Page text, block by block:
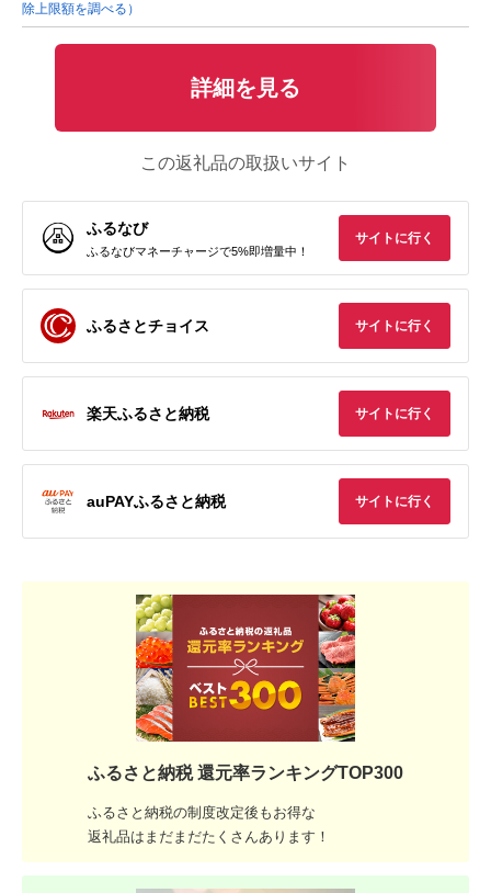
除上限額を調べる）
詳細を見る
この返礼品の取扱いサイト
ふるなび
ふるなびマネーチャージで5%即増量中！
サイトに行く
ふるさとチョイス サイトに行く
楽天ふるさと納税 サイトに行く
auPAYふるさと納税 サイトに行く
ふるさと納税 還元率ランキングTOP300
ふるさと納税の制度改定後もお得な
返礼品はまだまだたくさんあります！